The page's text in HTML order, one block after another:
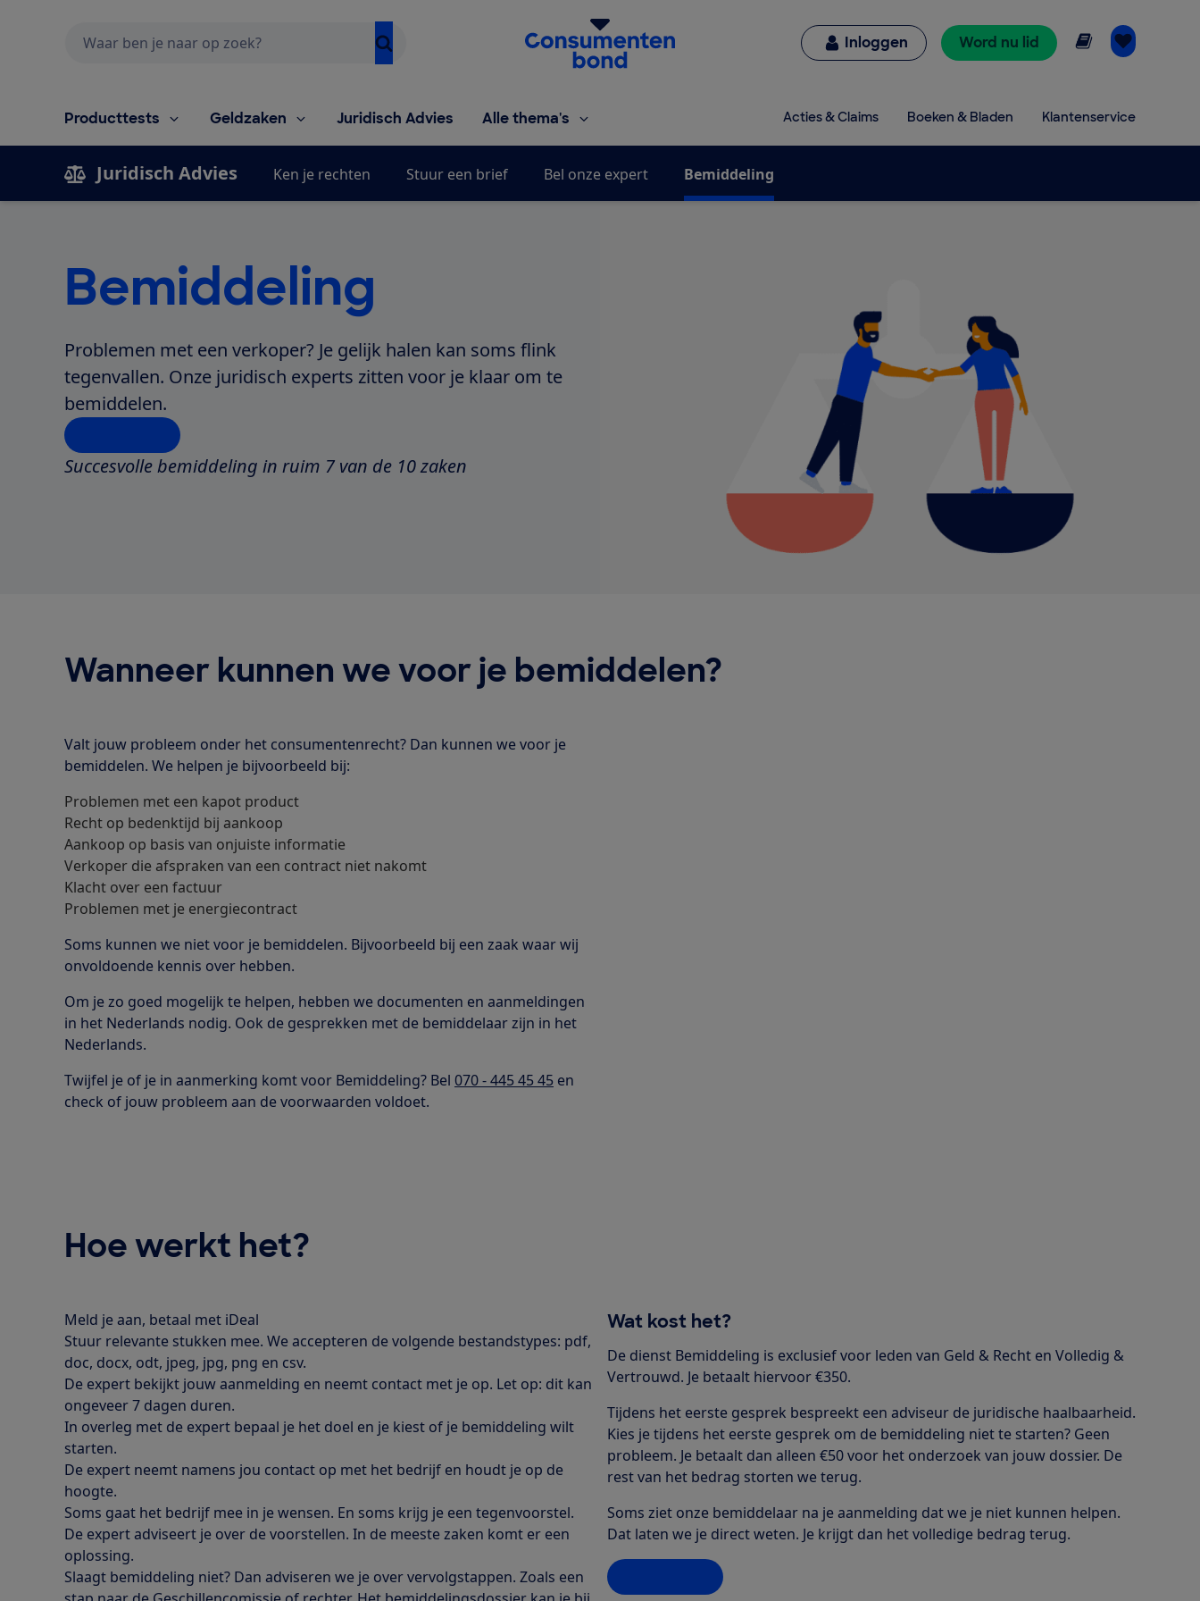
Homepage van de Consumentenbond
Inloggen Word nu lid Online lezen
Producttests Geldzaken Juridisch Advies Alle thema's Acties & Claims Boeken & Bladen Klantenservice
Juridisch Advies Ken je rechten Stuur een brief Bel onze expert Bemiddeling
Bemiddeling
Problemen met een verkoper? Je gelijk halen kan soms flink
tegenvallen. Onze juridisch experts zitten voor je klaar om te
bemiddelen.
Succesvolle bemiddeling in ruim 7 van de 10 zaken
Wanneer kunnen we voor je bemiddelen?
Valt jouw probleem onder het consumentenrecht? Dan kunnen we voor je
bemiddelen. We helpen je bijvoorbeeld bij:
Problemen met een kapot product
Recht op bedenktijd bij aankoop
Aankoop op basis van onjuiste informatie
Verkoper die afspraken van een contract niet nakomt
Klacht over een factuur
Problemen met je energiecontract
Soms kunnen we niet voor je bemiddelen. Bijvoorbeeld bij een zaak waar wij
onvoldoende kennis over hebben.
Om je zo goed mogelijk te helpen, hebben we documenten en aanmeldingen
in het Nederlands nodig. Ook de gesprekken met de bemiddelaar zijn in het
Nederlands.
Twijfel je of je in aanmerking komt voor Bemiddeling? Bel 070 - 445 45 45 en
check of jouw probleem aan de voorwaarden voldoet.
Hoe werkt het?
Meld je aan, betaal met iDeal
Stuur relevante stukken mee. We accepteren de volgende bestandstypes: pdf,
doc, docx, odt, jpeg, jpg, png en csv.
De expert bekijkt jouw aanmelding en neemt contact met je op. Let op: dit kan
ongeveer 7 dagen duren.
In overleg met de expert bepaal je het doel en je kiest of je bemiddeling wilt
starten.
De expert neemt namens jou contact op met het bedrijf en houdt je op de
hoogte.
Soms gaat het bedrijf mee in je wensen. En soms krijg je een tegenvoorstel.
De expert adviseert je over de voorstellen. In de meeste zaken komt er een
oplossing.
Slaagt bemiddeling niet? Dan adviseren we je over vervolgstappen. Zoals een
Wat kost het?
De dienst Bemiddeling is exclusief voor leden van Geld & Recht en Volledig &
Vertrouwd. Je betaalt hiervoor €350.
Tijdens het eerste gesprek bespreekt een adviseur de juridische haalbaarheid.
Kies je tijdens het eerste gesprek om de bemiddeling niet te starten? Geen
probleem. Je betaalt dan alleen €50 voor het onderzoek van jouw dossier. De
rest van het bedrag storten we terug.
Soms ziet onze bemiddelaar na je aanmelding dat we je niet kunnen helpen.
Dat laten we je direct weten. Je krijgt dan het volledige bedrag terug.